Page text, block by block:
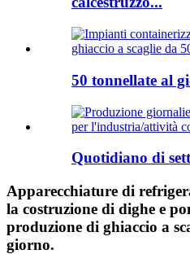
50 tonnellate al
Quotidiano di
Apparecchiature di
la costruzione di dighe e
produzione di ghiaccio a
giorno.